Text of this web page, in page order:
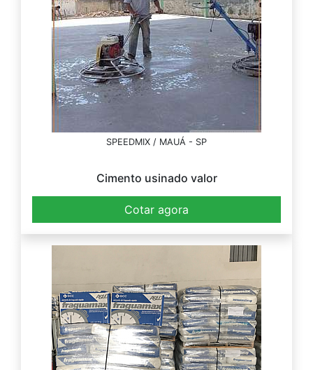
SPEEDMIX / MAUÁ - SP
Cimento usinado valor
Cotar agora